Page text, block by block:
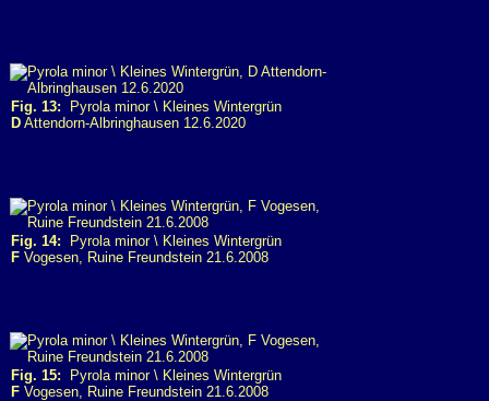
Fig. 13: Pyrola minor \ Kleines Wintergrün
D Attendorn-Albringhausen 12.6.2020
Fig. 14: Pyrola minor \ Kleines Wintergrün
F Vogesen, Ruine Freundstein 21.6.2008
Fig. 15: Pyrola minor \ Kleines Wintergrün
F Vogesen, Ruine Freundstein 21.6.2008